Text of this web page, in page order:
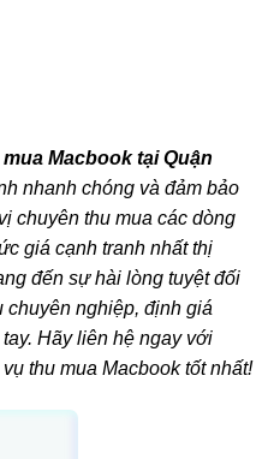
Macbook tại Quận
nhanh chóng và đảm bảo
chuyên thu mua các dòng
giá cạnh tranh nhất thị
đến sự hài lòng tuyệt đối
chuyên nghiệp, định giá
Hãy liên hệ ngay với
thu mua Macbook tốt nhất!